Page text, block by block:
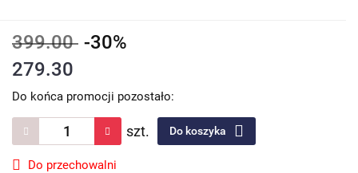
399.00 -30%
279.30
Do końca promocji pozostało:
szt. Do koszyka
Do przechowalni